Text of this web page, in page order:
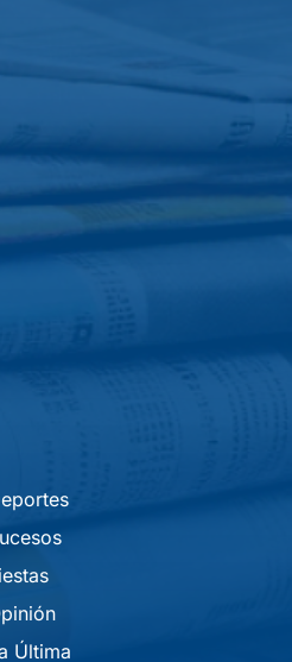
Última